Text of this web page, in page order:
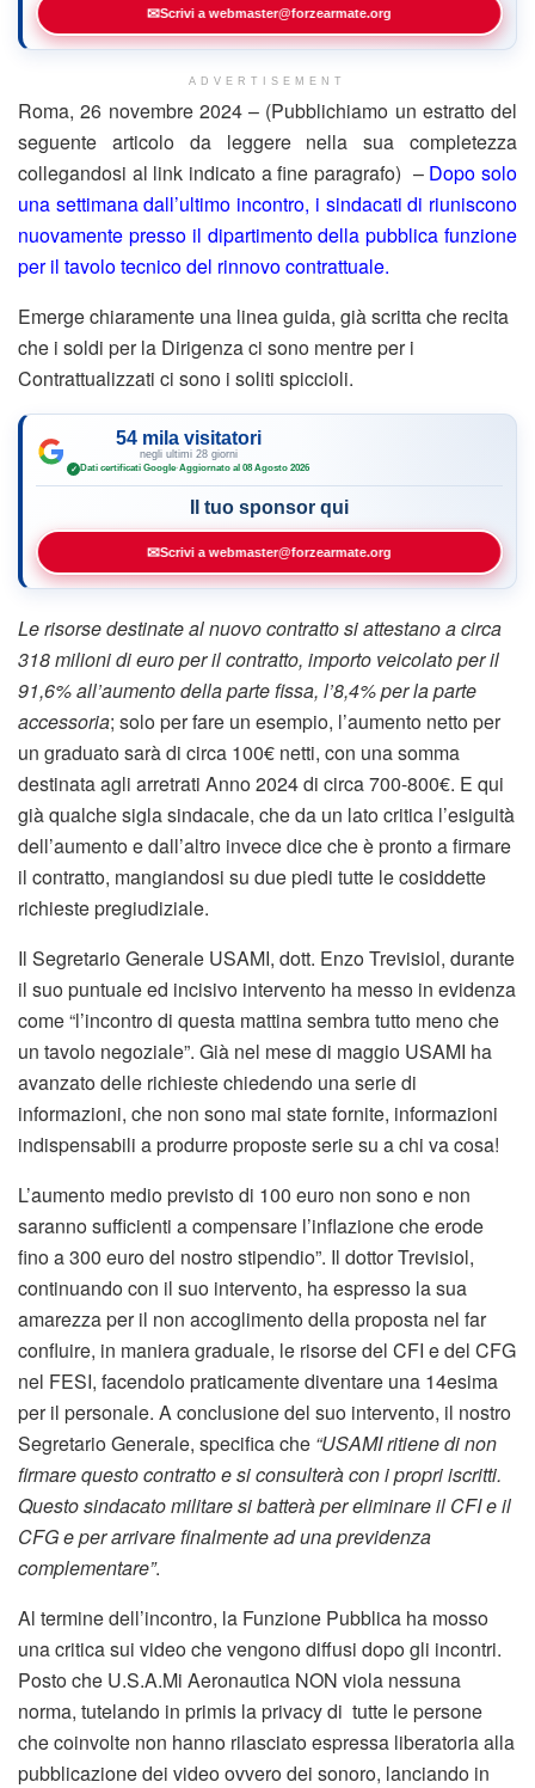
✉Scrivi a webmaster@forzearmate.org
ADVERTISEMENT
Roma, 26 novembre 2024 – (Pubblichiamo un estratto del
seguente articolo da leggere nella sua completezza
collegandosi al link indicato a fine paragrafo) – Dopo solo
una settimana dall’ultimo incontro, i sindacati di riuniscono
nuovamente presso il dipartimento della pubblica funzione
per il tavolo tecnico del rinnovo contrattuale.
Emerge chiaramente una linea guida, già scritta che recita
che i soldi per la Dirigenza ci sono mentre per i
Contrattualizzati ci sono i soliti spiccioli.
54 mila visitatori
negli ultimi 28 giorni
✓ Dati certificati Google·Aggiornato al 08 Agosto 2026
Il tuo sponsor qui
✉Scrivi a webmaster@forzearmate.org
Le risorse destinate al nuovo contratto si attestano a circa
318 milioni di euro per il contratto, importo veicolato per il
91,6% all’aumento della parte fissa, l’8,4% per la parte
accessoria; solo per fare un esempio, l’aumento netto per
un graduato sarà di circa 100€ netti, con una somma
destinata agli arretrati Anno 2024 di circa 700-800€. E qui
già qualche sigla sindacale, che da un lato critica l’esiguità
dell’aumento e dall’altro invece dice che è pronto a firmare
il contratto, mangiandosi su due piedi tutte le cosiddette
richieste pregiudiziale.
Il Segretario Generale USAMI, dott. Enzo Trevisiol, durante
il suo puntuale ed incisivo intervento ha messo in evidenza
come “l’incontro di questa mattina sembra tutto meno che
un tavolo negoziale”. Già nel mese di maggio USAMI ha
avanzato delle richieste chiedendo una serie di
informazioni, che non sono mai state fornite, informazioni
indispensabili a produrre proposte serie su a chi va cosa!
L’aumento medio previsto di 100 euro non sono e non
saranno sufficienti a compensare l’inflazione che erode
fino a 300 euro del nostro stipendio”. Il dottor Trevisiol,
continuando con il suo intervento, ha espresso la sua
amarezza per il non accoglimento della proposta nel far
confluire, in maniera graduale, le risorse del CFI e del CFG
nel FESI, facendolo praticamente diventare una 14esima
per il personale. A conclusione del suo intervento, il nostro
Segretario Generale, specifica che “USAMI ritiene di non
firmare questo contratto e si consulterà con i propri iscritti.
Questo sindacato militare si batterà per eliminare il CFI e il
CFG e per arrivare finalmente ad una previdenza
complementare”.
Al termine dell’incontro, la Funzione Pubblica ha mosso
una critica sui video che vengono diffusi dopo gli incontri.
Posto che U.S.A.Mi Aeronautica NON viola nessuna
norma, tutelando in primis la privacy di tutte le persone
che coinvolte non hanno rilasciato espressa liberatoria alla
pubblicazione dei video ovvero dei sonoro, lanciando in